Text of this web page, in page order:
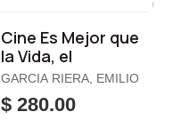
Cine Es Mejor que
la Vida, el
GARCIA RIERA, EMILIO
$ 280.00